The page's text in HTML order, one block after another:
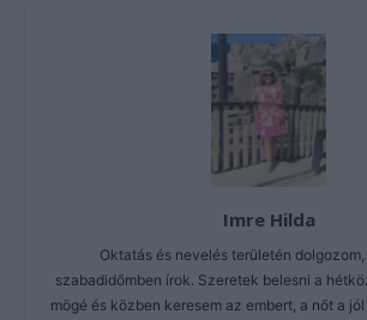
Imre Hilda
Oktatás és nevelés területén
szabadidőmben írok. Szeretek belesni a
mögé és közben keresem az embert, a nőt a